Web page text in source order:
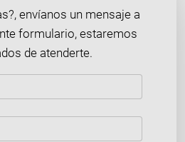
envíanos un mensaje a
formulario, estaremos
de atenderte.